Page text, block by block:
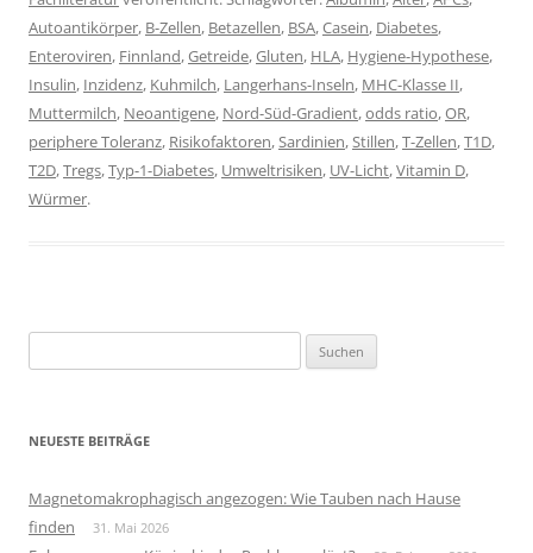
Autoantikörper, B-Zellen, Betazellen, BSA,Casein, Diabetes,
Enteroviren, Finnland,Getreide,Gluten, HLA, Hygiene-Hypothese,
Insulin, Inzidenz, Kuhmilch, Langerhans-Inseln, MHC-Klasse II,
Muttermilch, Neoantigene, Nord-Süd-Gradient,odds ratio,OR,
periphere Toleranz, Risikofaktoren,Sardinien,Stillen,T-Zellen,T1D,
T2D,Tregs,Typ-1-Diabetes, Umweltrisiken, UV-Licht,Vitamin D,
Würmer.
nach:
NEUESTE BEITRÄGE
Magnetomakrophagisch angezogen: Wie Tauben nach Hause
finden
31. Mai 2026